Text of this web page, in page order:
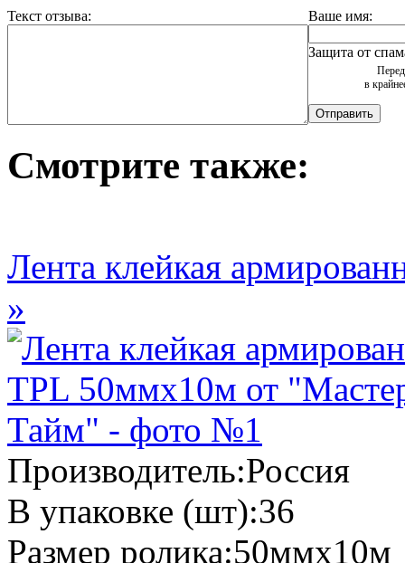
Текст отзыва: Ваше имя:
Защита от
в
Смотрите также:
Лента клейкая
»
Производитель:Россия
В упаковке (шт):36
Размер ролика:50ммх10м